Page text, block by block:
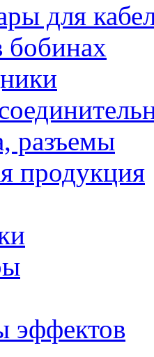
для
бобинах
разъемы
продукция
эффектов